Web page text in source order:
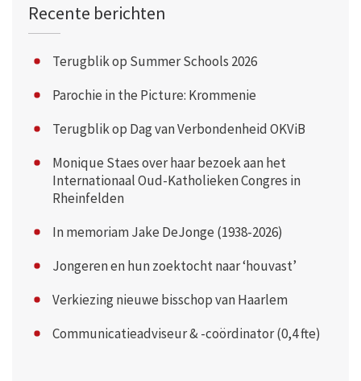
Recente berichten
Terugblik op Summer Schools 2026
Parochie in the Picture: Krommenie
Terugblik op Dag van Verbondenheid OKViB
Monique Staes over haar bezoek aan het
Internationaal Oud-Katholieken Congres in
Rheinfelden
In memoriam Jake DeJonge (1938-2026)
Jongeren en hun zoektocht naar ‘houvast’
Verkiezing nieuwe bisschop van Haarlem
Communicatieadviseur & -coördinator (0,4 fte)